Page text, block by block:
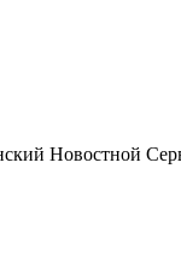
Новостной